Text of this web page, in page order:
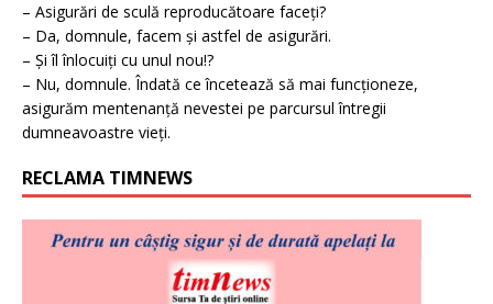
– Asigurări de sculă reproducătoare faceți?
– Da, domnule, facem și astfel de asigurări.
– Și îl înlocuiți cu unul nou!?
– Nu, domnule. Îndată ce încetează să mai funcționeze,
asigurăm mentenanță nevestei pe parcursul întregii
dumneavoastre vieți.
RECLAMA TIMNEWS